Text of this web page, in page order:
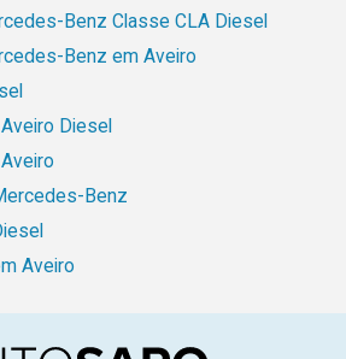
Benz Classe CLA Diesel
Benz em Aveiro
Diesel
Benz
Aveiro